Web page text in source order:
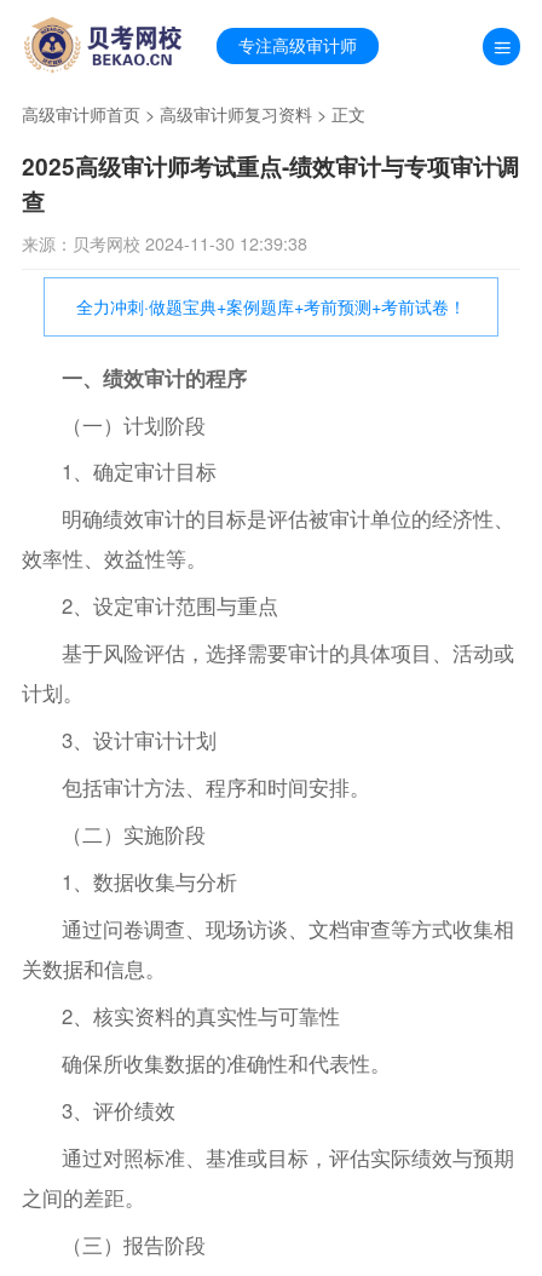
专注高级审计师
高级审计师首页> 高级审计师复习资料> 正文
2025高级审计师考试重点-绩效审计与专项审计调
查
来源：贝考网校 2024-11-30 12:39:38
全力冲刺·做题宝典+案例题库+考前预测+考前试卷！
一、绩效审计的程序
（一）计划阶段
1、确定审计目标
明确绩效审计的目标是评估被审计单位的经济性、
效率性、效益性等。
2、设定审计范围与重点
基于风险评估，选择需要审计的具体项目、活动或
计划。
3、设计审计计划
包括审计方法、程序和时间安排。
（二）实施阶段
1、数据收集与分析
通过问卷调查、现场访谈、文档审查等方式收集相
关数据和信息。
2、核实资料的真实性与可靠性
确保所收集数据的准确性和代表性。
3、评价绩效
通过对照标准、基准或目标，评估实际绩效与预期
之间的差距。
（三）报告阶段